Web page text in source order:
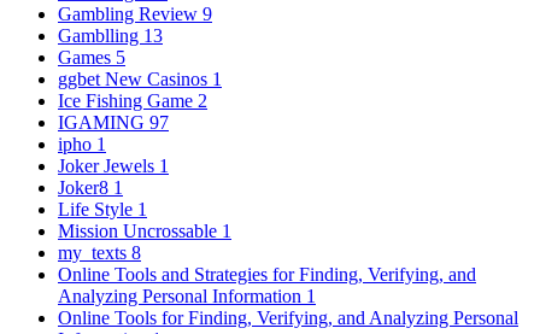
Gambling Review 9
Gamblling 13
Games 5
ggbet New Casinos 1
Ice Fishing Game 2
IGAMING 97
ipho 1
Joker Jewels 1
Joker8 1
Life Style 1
Mission Uncrossable 1
my_texts 8
Online Tools and Strategies for Finding, Verifying, and
Analyzing Personal Information 1
Online Tools for Finding, Verifying, and Analyzing Personal